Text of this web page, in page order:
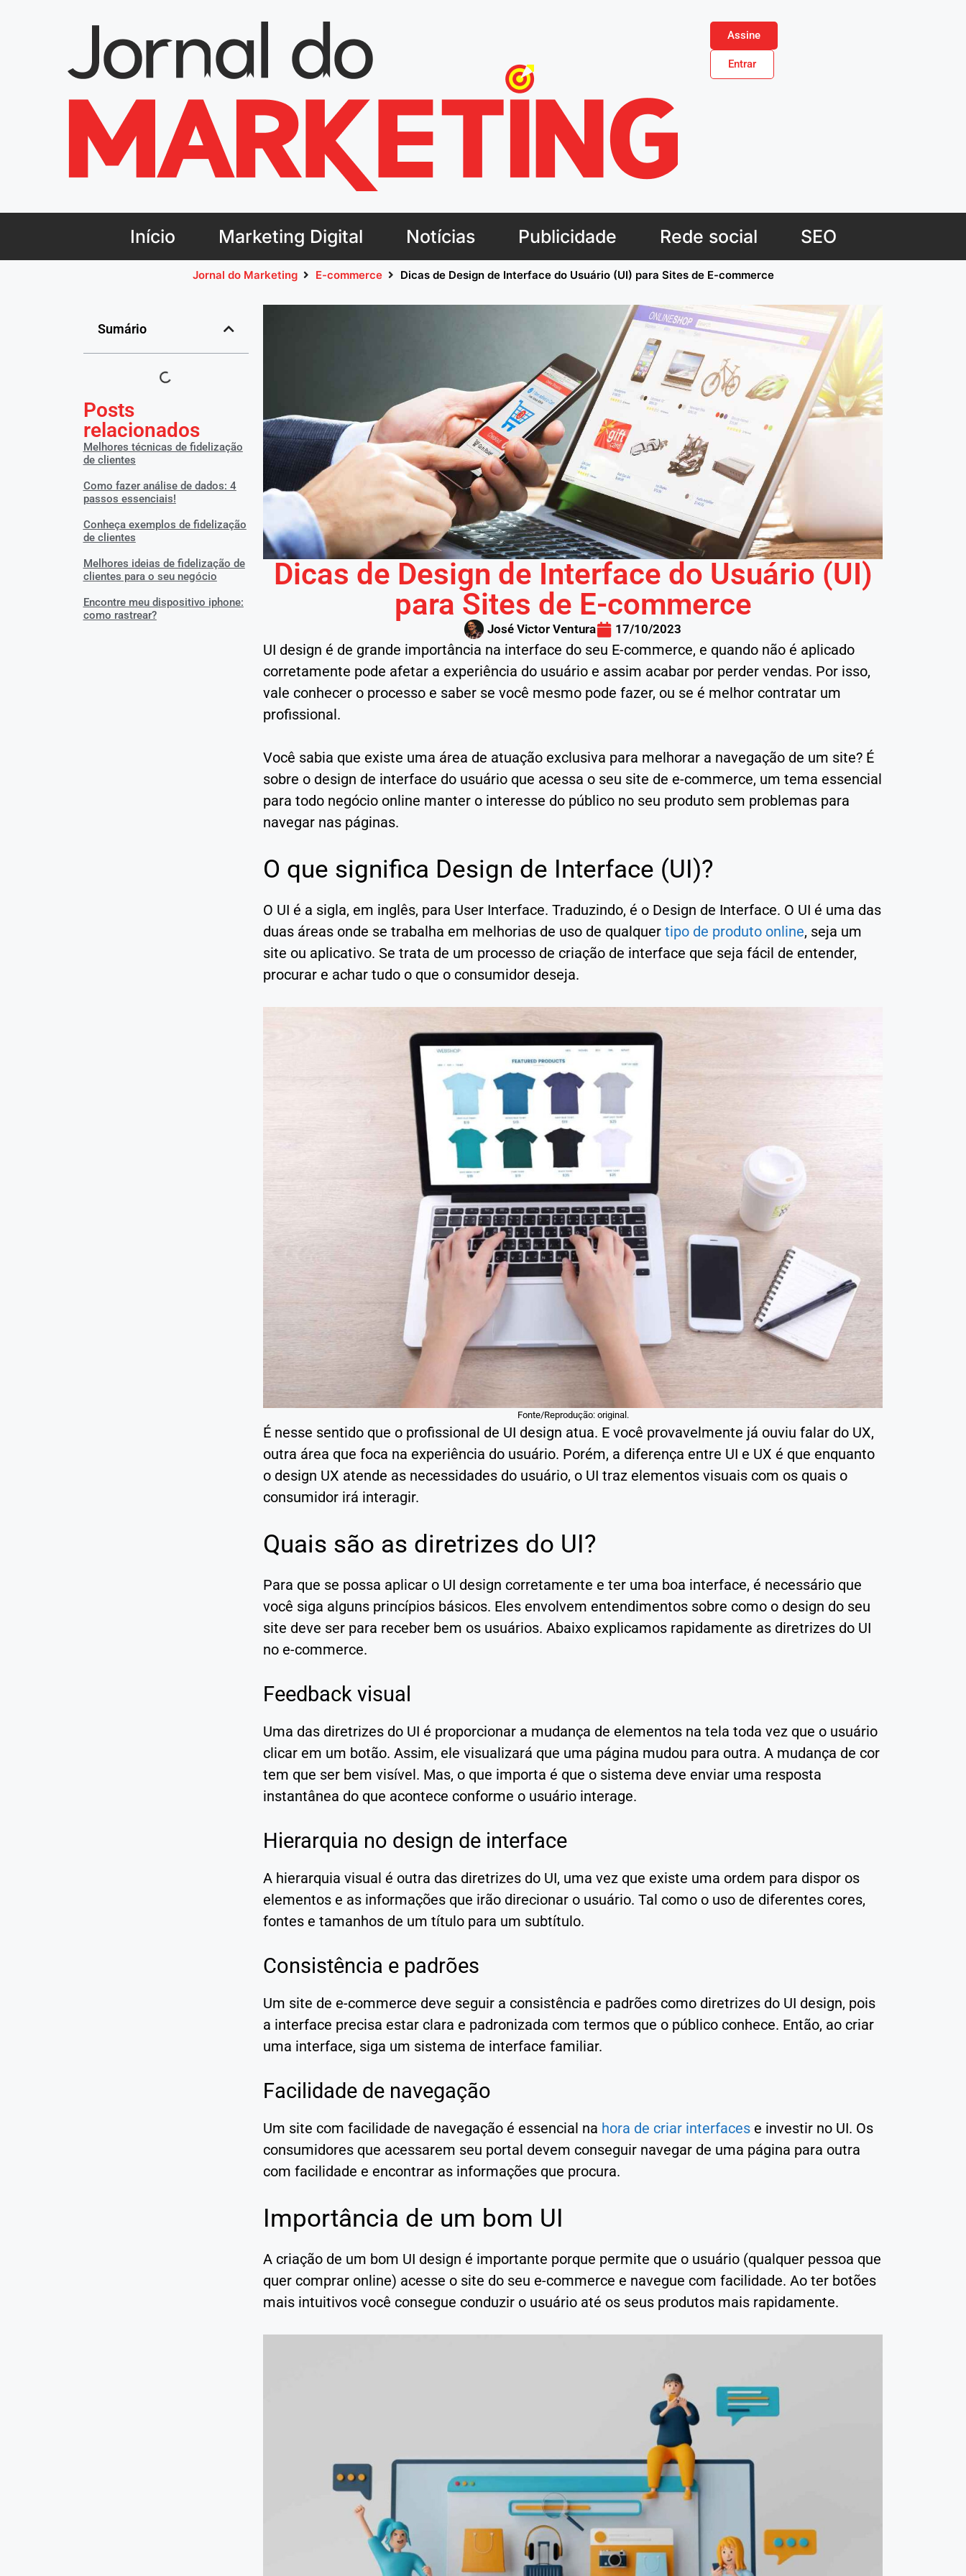
Assine
Entrar
Início Marketing Digital Notícias Publicidade Rede social SEO
Jornal do Marketing E-commerce Dicas de Design de Interface do Usuário (UI) para Sites de E-commerce
Sumário
Posts
relacionados
Melhores técnicas de fidelização
de clientes
Como fazer análise de dados: 4
passos essenciais!
Conheça exemplos de fidelização
de clientes
Melhores ideias de fidelização de
clientes para o seu negócio
Encontre meu dispositivo iphone:
como rastrear?
Dicas de Design de Interface do Usuário (UI)
para Sites de E-commerce
José Victor Ventura 17/10/2023
UI design é de grande importância na interface do seu E-commerce, e quando não é aplicado
corretamente pode afetar a experiência do usuário e assim acabar por perder vendas. Por isso,
vale conhecer o processo e saber se você mesmo pode fazer, ou se é melhor contratar um
profissional.
Você sabia que existe uma área de atuação exclusiva para melhorar a navegação de um site? É
sobre o design de interface do usuário que acessa o seu site de e-commerce, um tema essencial
para todo negócio online manter o interesse do público no seu produto sem problemas para
navegar nas páginas.
O que significa Design de Interface (UI)?
O UI é a sigla, em inglês, para User Interface. Traduzindo, é o Design de Interface. O UI é uma das
duas áreas onde se trabalha em melhorias de uso de qualquer tipo de produto online, seja um
site ou aplicativo. Se trata de um processo de criação de interface que seja fácil de entender,
procurar e achar tudo o que o consumidor deseja.
Fonte/Reprodução: original.
É nesse sentido que o profissional de UI design atua. E você provavelmente já ouviu falar do UX,
outra área que foca na experiência do usuário. Porém, a diferença entre UI e UX é que enquanto
o design UX atende as necessidades do usuário, o UI traz elementos visuais com os quais o
consumidor irá interagir.
Quais são as diretrizes do UI?
Para que se possa aplicar o UI design corretamente e ter uma boa interface, é necessário que
você siga alguns princípios básicos. Eles envolvem entendimentos sobre como o design do seu
site deve ser para receber bem os usuários. Abaixo explicamos rapidamente as diretrizes do UI
no e-commerce.
Feedback visual
Uma das diretrizes do UI é proporcionar a mudança de elementos na tela toda vez que o usuário
clicar em um botão. Assim, ele visualizará que uma página mudou para outra. A mudança de cor
tem que ser bem visível. Mas, o que importa é que o sistema deve enviar uma resposta
instantânea do que acontece conforme o usuário interage.
Hierarquia no design de interface
A hierarquia visual é outra das diretrizes do UI, uma vez que existe uma ordem para dispor os
elementos e as informações que irão direcionar o usuário. Tal como o uso de diferentes cores,
fontes e tamanhos de um título para um subtítulo.
Consistência e padrões
Um site de e-commerce deve seguir a consistência e padrões como diretrizes do UI design, pois
a interface precisa estar clara e padronizada com termos que o público conhece. Então, ao criar
uma interface, siga um sistema de interface familiar.
Facilidade de navegação
Um site com facilidade de navegação é essencial na hora de criar interfacese investir no UI. Os
consumidores que acessarem seu portal devem conseguir navegar de uma página para outra
com facilidade e encontrar as informações que procura.
Importância de um bom UI
A criação de um bom UI design é importante porque permite que o usuário (qualquer pessoa que
quer comprar online) acesse o site do seu e-commerce e navegue com facilidade. Ao ter botões
mais intuitivos você consegue conduzir o usuário até os seus produtos mais rapidamente.